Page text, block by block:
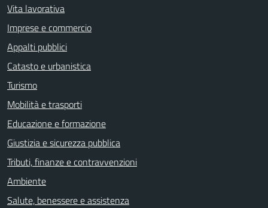
Vita lavorativa
Imprese e commercio
Appalti pubblici
Catasto e urbanistica
Turismo
Mobilità e trasporti
Educazione e formazione
Giustizia e sicurezza pubblica
Tributi, finanze e contravvenzioni
Ambiente
Salute, benessere e assistenza